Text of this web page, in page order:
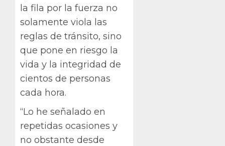
la fila por la fuerza no
solamente viola las
reglas de tránsito, sino
que pone en riesgo la
vida y la integridad de
cientos de personas
cada hora.
“Lo he señalado en
repetidas ocasiones y
no obstante desde